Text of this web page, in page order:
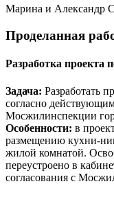
Марина и Александр
Проделанная
Разработка проекта
Задача: Разработать
согласно
Мосжилинспекции
Особенности: в
размещению кухни-
жилой комнатой.
переустроено в
согласования с